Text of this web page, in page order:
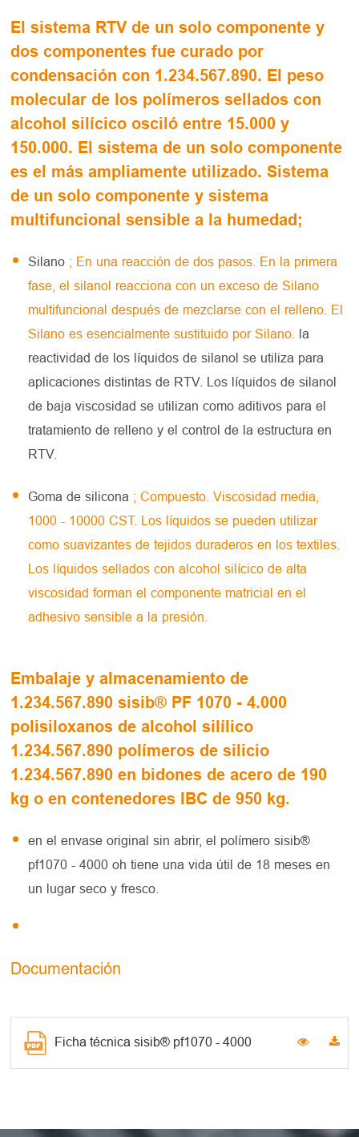
El sistema RTV de un solo componente y
dos componentes fue curado por
condensación con 1.234.567.890. El peso
molecular de los polímeros sellados con
alcohol silícico osciló entre 15.000 y
150.000. El sistema de un solo componente
es el más ampliamente utilizado. Sistema
de un solo componente y sistema
multifuncional sensible a la humedad;
Silano ; En una reacción de dos pasos. En la primera
fase, el silanol reacciona con un exceso de Silano
multifuncional después de mezclarse con el relleno. El
Silano es esencialmente sustituido por Silano. la
reactividad de los líquidos de silanol se utiliza para
aplicaciones distintas de RTV. Los líquidos de silanol
de baja viscosidad se utilizan como aditivos para el
tratamiento de relleno y el control de la estructura en
RTV.
Goma de silicona ; Compuesto. Viscosidad media,
1000 - 10000 CST. Los líquidos se pueden utilizar
como suavizantes de tejidos duraderos en los textiles.
Los líquidos sellados con alcohol silícico de alta
viscosidad forman el componente matricial en el
adhesivo sensible a la presión.
Embalaje y almacenamiento de
1.234.567.890 sisib® PF 1070 - 4.000
polisiloxanos de alcohol silílico
1.234.567.890 polímeros de silicio
1.234.567.890 en bidones de acero de 190
kg o en contenedores IBC de 950 kg.
en el envase original sin abrir, el polímero sisib®
pf1070 - 4000 oh tiene una vida útil de 18 meses en
un lugar seco y fresco.
Documentación
Ficha técnica sisib® pf1070 - 4000